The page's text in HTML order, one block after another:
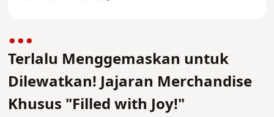
Terlalu Menggemaskan untuk
Dilewatkan! Jajaran Merchandise
Khusus "Filled with Joy!"